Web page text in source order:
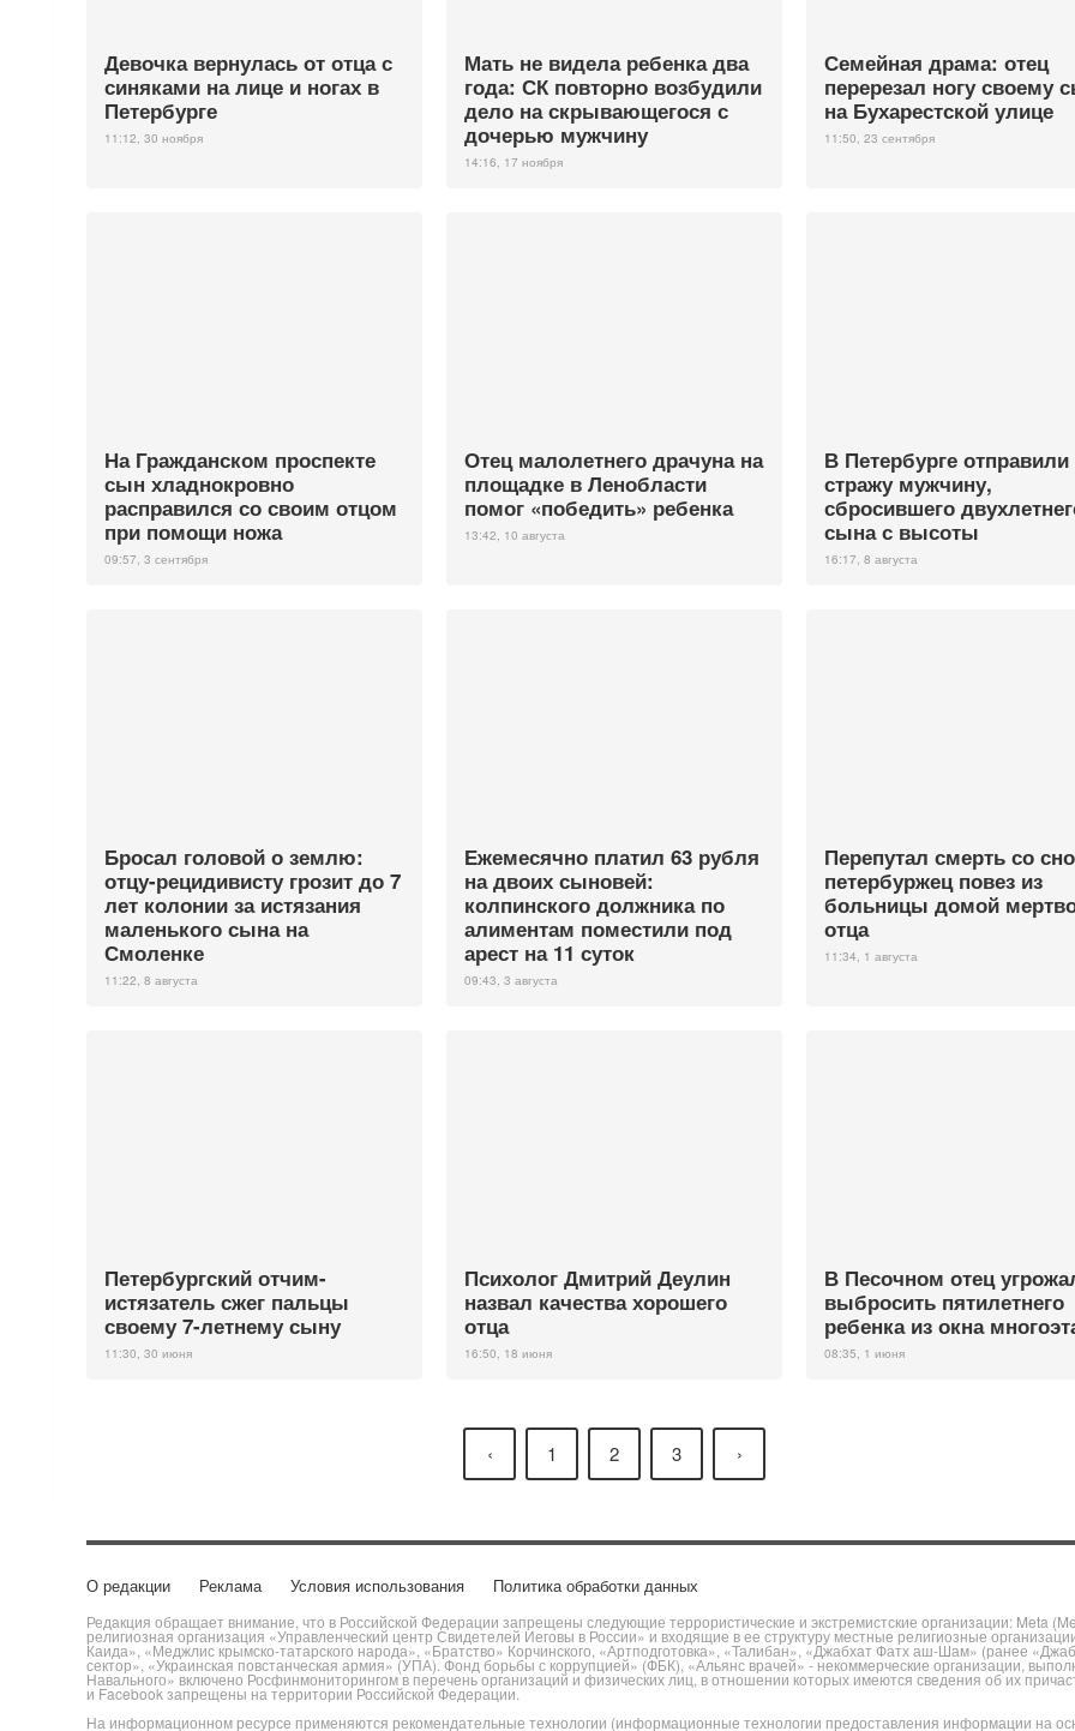
Девочка вернулась от отца с
синяками на лице и ногах в
Петербурге
11:12, 30 ноября
Мать не видела ребенка два
года: СК повторно возбудили
дело на скрывающегося с
дочерью мужчину
14:16, 17 ноября
Семейная драма: отец
перерезал ногу своему
на Бухарестской улице
11:50, 23 сентября
На Гражданском проспекте
сын хладнокровно
расправился со своим отцом
при помощи ножа
09:57, 3 сентября
Отец малолетнего драчуна на
площадке в Ленобласти
помог «победить» ребенка
13:42, 10 августа
В Петербурге
стражу мужчину,
сбросившего
сына с высоты
16:17, 8 августа
Бросал головой о землю:
отцу-рецидивисту грозит до 7
лет колонии за истязания
маленького сына на
Смоленке
11:22, 8 августа
Ежемесячно платил 63 рубля
на двоих сыновей:
колпинского должника по
алиментам поместили под
арест на 11 суток
09:43, 3 августа
Перепутал смерть со
петербуржец повез из
больницы домой
отца
11:34, 1 августа
Петербургский отчим-
истязатель сжег пальцы
своему 7-летнему сыну
11:30, 30 июня
Психолог Дмитрий Деулин
назвал качества хорошего
отца
16:50, 18 июня
В Песочном отец
выбросить пятилетнего
ребенка из окна
08:35, 1 июня
‹ 1 2 3 ›
О редакции Реклама Условия использования Политика обработки данных
Редакция обращает внимание, что в Российской Федерации запрещены следующие террористические и экстремистские организации: Meta
религиозная организация «Управленческий центр Свидетелей Иеговы в России» и входящие в ее структуру местные религиозные
Каида», «Меджлис крымско-татарского народа», «Братство» Корчинского, «Артподготовка», «Талибан», «Джабхат Фатх аш-Шам» (ранее
сектор», «Украинская повстанческая армия» (УПА). Фонд борьбы с коррупцией» (ФБК), «Альянс врачей» - некоммерческие организации,
Навального» включено Росфинмониторингом в перечень организаций и физических лиц, в отношении которых имеются сведения об их
и Facebook запрещены на территории Российской Федерации.
На информационном ресурсе применяются рекомендательные технологии (информационные технологии предоставления информации на